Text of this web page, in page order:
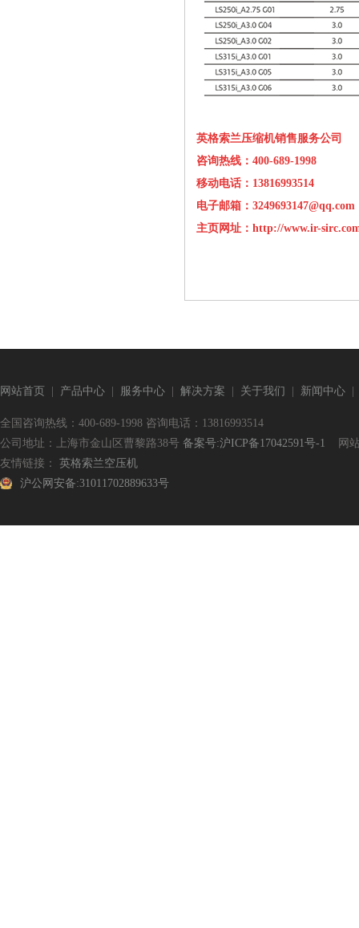
英格索兰压缩机销售服务公司
咨询热线：400-689-1998
移动电话：13816993514
电子邮箱：3249693147@qq.com
主页网址： http://www.ir-
网站首页 产品中心 服务中心 解决方案 关于我们 新闻中心
全国咨询热线：400-689-1998 咨询电话：13816993514
公司地址：上海市金山区曹黎路38号 备案号:沪ICP备17042591号-1 网站
友情链接： 英格索兰空压机
沪公网安备:31011702889633号